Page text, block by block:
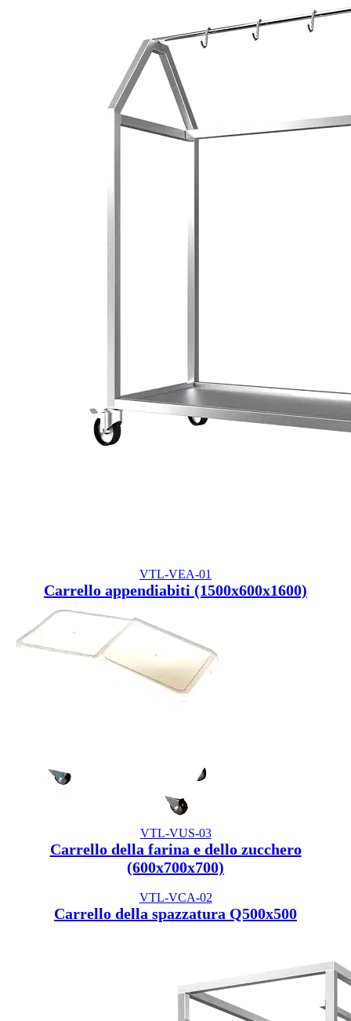
VTL-VEA-01
Carrello appendiabiti (1500x600x1600)
VTL-VUS-03
Carrello della farina e dello zucchero
(600x700x700)
VTL-VCA-02
Carrello della spazzatura Q500x500